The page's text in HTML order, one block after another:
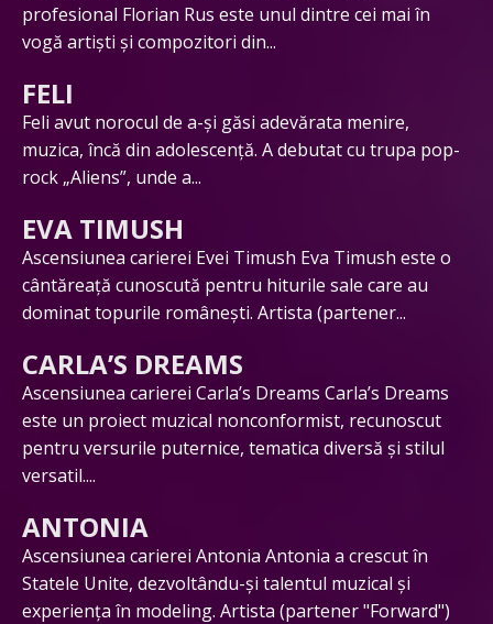
profesional Florian Rus este unul dintre cei mai în
vogă artiști și compozitori din...
FELI
Feli avut norocul de a-și găsi adevărata menire,
muzica, încă din adolescență. A debutat cu trupa pop-
rock „Aliens”, unde a...
EVA TIMUSH
Ascensiunea carierei Evei Timush Eva Timush este o
cântăreață cunoscută pentru hiturile sale care au
dominat topurile românești. Artista (partener...
CARLA’S DREAMS
Ascensiunea carierei Carla’s Dreams Carla’s Dreams
este un proiect muzical nonconformist, recunoscut
pentru versurile puternice, tematica diversă și stilul
versatil....
ANTONIA
Ascensiunea carierei Antonia Antonia a crescut în
Statele Unite, dezvoltându-și talentul muzical și
experiența în modeling. Artista (partener "Forward")